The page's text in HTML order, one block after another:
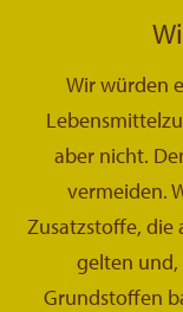
Wir würden
aber nicht.
vermeiden.
Zusatzstoffe, die
gelten
Grundstoffen